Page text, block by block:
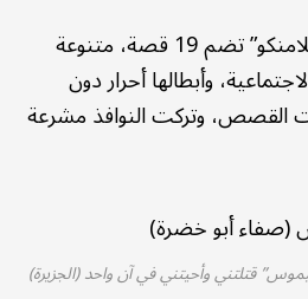
فالمجموعة القصصية “فلامنكو” تضم 19 قصة، متنوعة
وأبطالها أحرار دون
القصص، وتركت النوافذ مشرعة
قتلتني وأحيتني في آن واحد (الجزيرة)